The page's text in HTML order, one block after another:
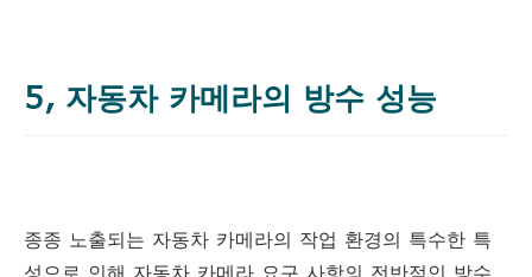
5, 자동차 카메라의 방수 성능
종종 노출되는 자동차 카메라의 작업 환경의 특수한 특
성으로 인해 자동차 카메라 요구 사항의 전반적인 방수